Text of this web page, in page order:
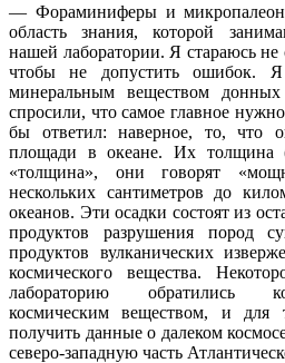
— Фораминиферы и
область знания, которой
нашей лаборатории. Я стараюсь не
чтобы не допустить ошибок.
минеральным веществом
спросили, что самое главное
бы ответил: наверное, то, что
площади в океане. Их толщина
«толщина», они говорят
нескольких сантиметров до
океанов. Эти осадки состоят из
продуктов разрушения пород
продуктов вулканических
космического вещества.
лабораторию обратились
космическим веществом, и для
получить данные о далеком
северо-западную часть